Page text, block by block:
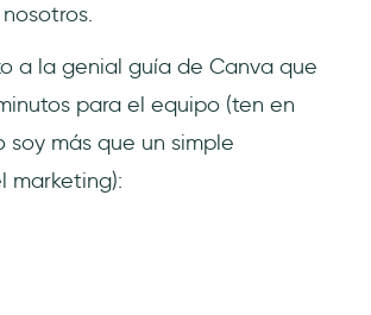
a la genial guía de Canva que
para el equipo (ten en
soy más que un simple
marketing):